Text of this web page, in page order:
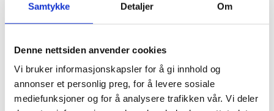
Samtykke Detaljer Om
Denne nettsiden anvender cookies
Vi bruker informasjonskapsler for å gi innhold og
annonser et personlig preg, for å levere sosiale
mediefunksjoner og for å analysere trafikken vår. Vi deler
NBE skal fremstå som det beste og naturlige
valg av betongelementleverandør i Nord-
NBE skal levere elementer av riktig kvalitet
og til rett tid. Dette måles gjennom mottatte,
relevante reklamasjonsavvik, som